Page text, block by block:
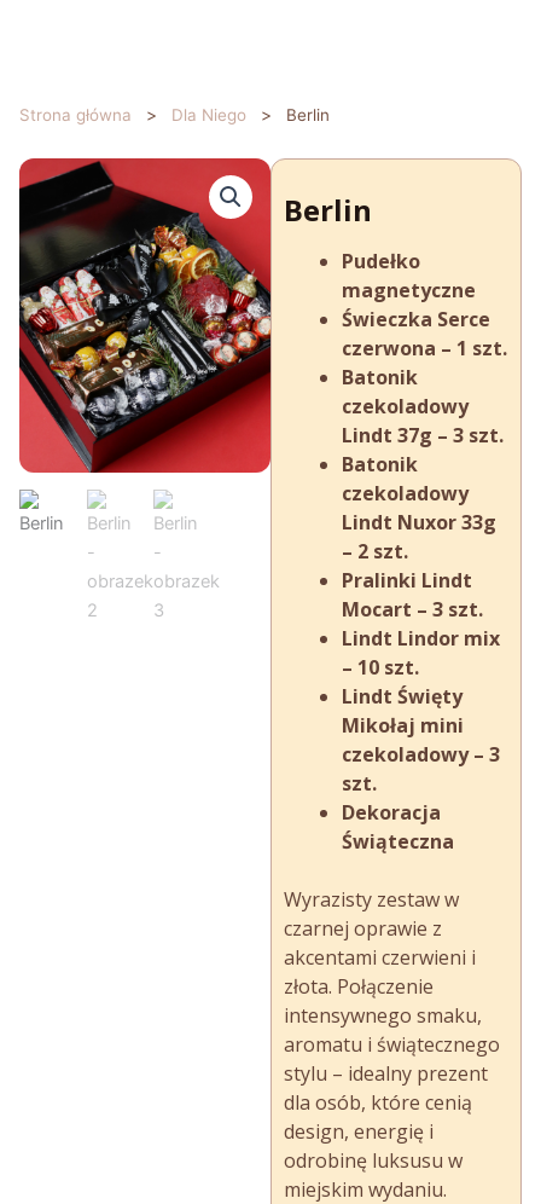
Strona główna > Dla Niego > Berlin
Berlin
Pudełko
magnetyczne
Świeczka Serce
czerwona – 1 szt.
Batonik
czekoladowy
Lindt 37g – 3 szt.
Batonik
czekoladowy
Lindt Nuxor 33g
– 2 szt.
Pralinki Lindt
Mocart – 3 szt.
Lindt Lindor mix
– 10 szt.
Lindt Święty
Mikołaj mini
czekoladowy – 3
szt.
Dekoracja
Świąteczna
Wyrazisty zestaw w
czarnej oprawie z
akcentami czerwieni i
złota. Połączenie
intensywnego smaku,
aromatu i świątecznego
stylu – idealny prezent
dla osób, które cenią
design, energię i
odrobinę luksusu w
miejskim wydaniu.